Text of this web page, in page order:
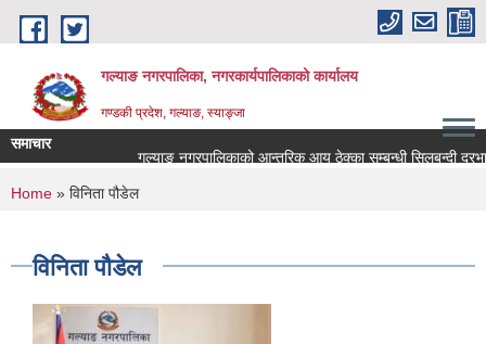
Skip to main content
गल्याङ नगरपालिका, नगरकार्यपालिकाको कार्यालय
गण्डकी प्रदेश, गल्याङ, स्याङ्जा
समाचार
गल्याङ नगरपालिकाको आन्तरिक आय ठेक्का सम्बन्धी सिलबन्दी
You are here
Home » विनिता पौडेल
विनिता पौडेल